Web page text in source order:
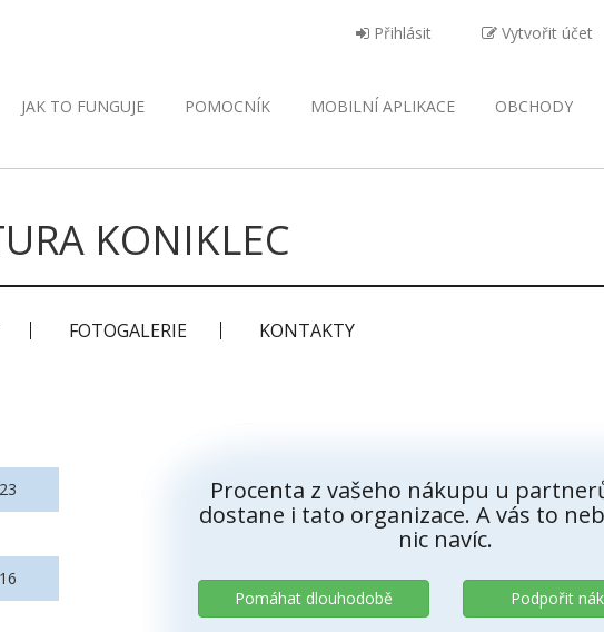
Přihlásit Vytvořit účet
JAK TO FUNGUJE POMOCNÍK MOBILNÍ APLIKACE OBCHODY
KONIKLEC
FOTOGALERIE KONTAKTY
Procenta z vašeho nákupu u
dostane i tato organizace. A vás to
nic navíc.
Pomáhat dlouhodobě Podpořit